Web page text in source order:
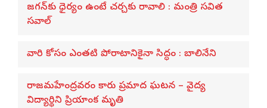
జగన్‌కు ధైర్యం ఉంటే చర్చకు రావాలి : మంత్రి సవిత
సవాల్
వారి కోసం ఎంతటి పోరాటానికైనా సిద్ధం : బాలినేని
రాజమహేంద్రవరం కారు ప్రమాద ఘటన – వైద్య
విద్యార్థిని ప్రియాంక మృతి